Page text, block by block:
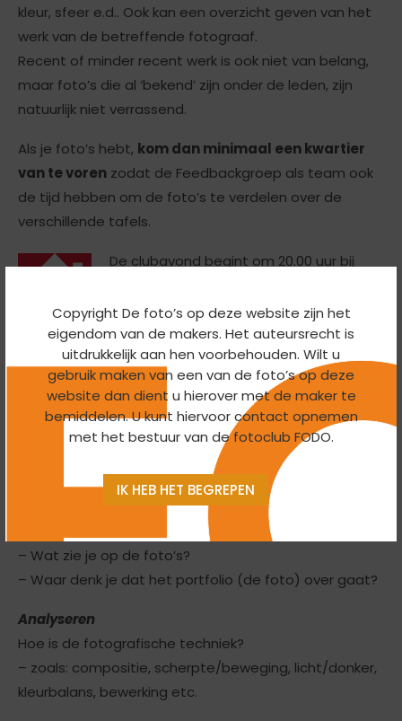
Copyright De foto’s op deze website zijn het
eigendom van de makers. Het auteursrecht is
uitdrukkelijk aan hen voorbehouden. Wilt u
gebruik maken van een van de foto’s op deze
website dan dient u hierover met de maker te
bemiddelen. U kunt hiervoor contact opnemen
met het bestuur van de fotoclub FODO.
IK HEB HET BEGREPEN
kleur, sfeer e.d.. Ook kan een overzicht geven van het
werk van de betreffende fotograaf.
Recent of minder recent werk is ook niet van belang,
maar foto’s die al ‘bekend’ zijn onder de leden, zijn
natuurlijk niet verrassend.
Als je foto’s hebt, kom dan minimaal een kwartier
van te voren zodat de Feedbackgroep als team ook
de tijd hebben om de foto’s te verdelen over de
verschillende tafels.
De clubavond begint om 20.00 uur bij
AA Doesburg.
Wat kan helpen bij het samenstellen van je portfolio is
de bespreeklijst die vorig jaar gebruikt is.
Bespreeklijst portfolio
– Wat zie je op de foto’s?
– Waar denk je dat het portfolio (de foto) over gaat?
Analyseren
Hoe is de fotografische techniek?
– zoals: compositie, scherpte/beweging, licht/donker,
kleurbalans, bewerking etc.